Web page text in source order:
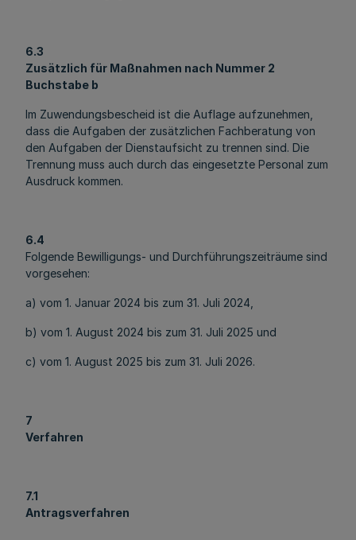
6.3
Zusätzlich für Maßnahmen nach Nummer 2
Buchstabe b
Im Zuwendungsbescheid ist die Auflage aufzunehmen,
dass die Aufgaben der zusätzlichen Fachberatung von
den Aufgaben der Dienstaufsicht zu trennen sind. Die
Trennung muss auch durch das eingesetzte Personal zum
Ausdruck kommen.
6.4
Folgende Bewilligungs- und Durchführungszeiträume sind
vorgesehen:
a) vom 1. Januar 2024 bis zum 31. Juli 2024,
b) vom 1. August 2024 bis zum 31. Juli 2025 und
c) vom 1. August 2025 bis zum 31. Juli 2026.
7
Verfahren
7.1
Antragsverfahren